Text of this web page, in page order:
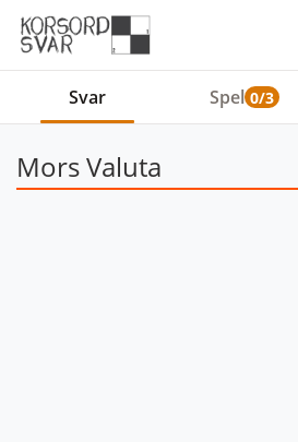
Svar Spel 0/3
Mors Valuta